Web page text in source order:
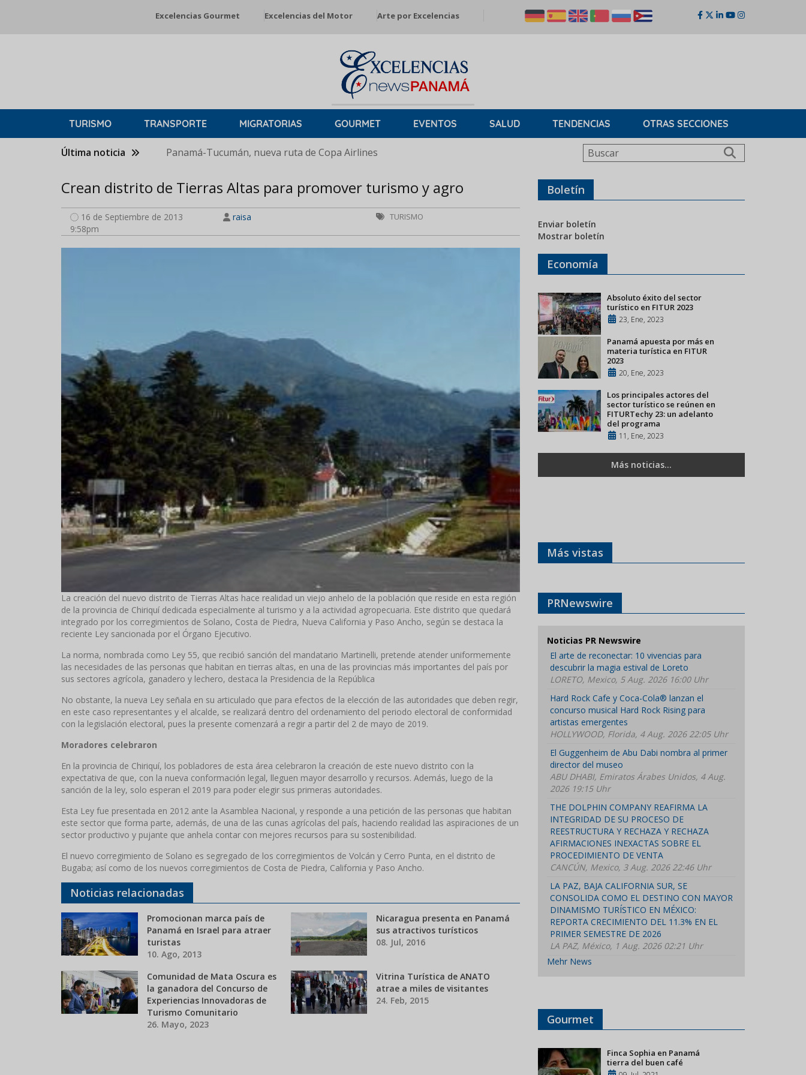
Excelencias Gourmet Excelencias del Motor Arte por Excelencias
TURISMO TRANSPORTE MIGRATORIAS GOURMET EVENTOS SALUD TENDENCIAS OTRAS SECCIONES
Última noticia Panamá-Tucumán, nueva ruta de Copa Airlines Buscar
Crean distrito de Tierras Altas para promover turismo y agro
16 de Septiembre de 2013
9:58pm
raisa TURISMO
La creación del nuevo distrito de Tierras Altas hace realidad un viejo anhelo de la población que reside en esta región
de la provincia de Chiriquí dedicada especialmente al turismo y a la actividad agropecuaria. Este distrito que quedará
integrado por los corregimientos de Solano, Costa de Piedra, Nueva California y Paso Ancho, según se destaca la
reciente Ley sancionada por el Órgano Ejecutivo.
La norma, nombrada como Ley 55, que recibió sanción del mandatario Martinelli, pretende atender uniformemente
las necesidades de las personas que habitan en tierras altas, en una de las provincias más importantes del país por
sus sectores agrícola, ganadero y lechero, destaca la Presidencia de la República
No obstante, la nueva Ley señala en su articulado que para efectos de la elección de las autoridades que deben regir,
en este caso representantes y el alcalde, se realizará dentro del ordenamiento del periodo electoral de conformidad
con la legislación electoral, pues la presente comenzará a regir a partir del 2 de mayo de 2019.
Moradores celebraron
En la provincia de Chiriquí, los pobladores de esta área celebraron la creación de este nuevo distrito con la
expectativa de que, con la nueva conformación legal, lleguen mayor desarrollo y recursos. Además, luego de la
sanción de la ley, solo esperan el 2019 para poder elegir sus primeras autoridades.
Esta Ley fue presentada en 2012 ante la Asamblea Nacional, y responde a una petición de las personas que habitan
este sector que forma parte, además, de una de las cunas agrícolas del país, haciendo realidad las aspiraciones de un
sector productivo y pujante que anhela contar con mejores recursos para su sostenibilidad.
El nuevo corregimiento de Solano es segregado de los corregimientos de Volcán y Cerro Punta, en el distrito de
Bugaba; así como de los nuevos corregimientos de Costa de Piedra, California y Paso Ancho.
Noticias relacionadas
Promocionan marca país de
Panamá en Israel para atraer
turistas
10. Ago, 2013
Nicaragua presenta en Panamá
sus atractivos turísticos
08. Jul, 2016
Comunidad de Mata Oscura es
la ganadora del Concurso de
Experiencias Innovadoras de
Turismo Comunitario
26. Mayo, 2023
Vitrina Turística de ANATO
atrae a miles de visitantes
24. Feb, 2015
Boletín
Enviar boletín
Mostrar boletín
Economía
Absoluto éxito del sector
turístico en FITUR 2023
23, Ene, 2023
Panamá apuesta por más en
materia turística en FITUR
2023
20, Ene, 2023
Los principales actores del
sector turístico se reúnen en
FITURTechy 23: un adelanto
del programa
11, Ene, 2023
Más noticias...
Más vistas
PRNewswire
Noticias PR Newswire
El arte de reconectar: 10 vivencias para
descubrir la magia estival de Loreto
LORETO, Mexico, 5 Aug. 2026 16:00 Uhr
Hard Rock Cafe y Coca-Cola® lanzan el
concurso musical Hard Rock Rising para
artistas emergentes
HOLLYWOOD, Florida, 4 Aug. 2026 22:05 Uhr
El Guggenheim de Abu Dabi nombra al primer
director del museo
ABU DHABI, Emiratos Árabes Unidos, 4 Aug.
2026 19:15 Uhr
THE DOLPHIN COMPANY REAFIRMA LA
INTEGRIDAD DE SU PROCESO DE
REESTRUCTURA Y RECHAZA Y RECHAZA
AFIRMACIONES INEXACTAS SOBRE EL
PROCEDIMIENTO DE VENTA
CANCÚN, Mexico, 3 Aug. 2026 22:46 Uhr
LA PAZ, BAJA CALIFORNIA SUR, SE
CONSOLIDA COMO EL DESTINO CON MAYOR
DINAMISMO TURÍSTICO EN MÉXICO:
REPORTA CRECIMIENTO DEL 11.3% EN EL
PRIMER SEMESTRE DE 2026
LA PAZ, México, 1 Aug. 2026 02:21 Uhr
Mehr News
Gourmet
Finca Sophia en Panamá
tierra del buen café